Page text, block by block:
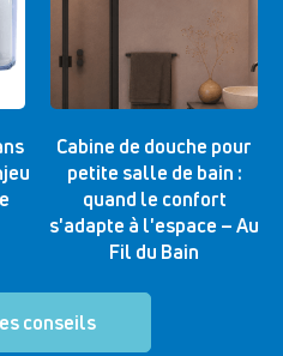
Cabine de douche pour
petite salle de bain :
quand le confort
s'adapte à l'espace – Au
Fil du Bain
conseils